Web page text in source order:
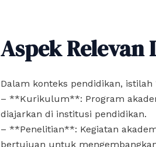
Aspek Relevan
Dalam konteks pendidikan,
– **Kurikulum**: Program
diajarkan di institusi pendidikan.
– **Penelitian**: Kegiatan
bertujuan untuk